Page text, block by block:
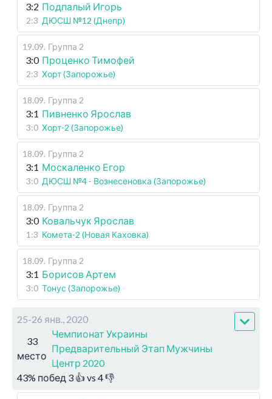
3:2 Подпалый Игорь
2:3 ДЮСШ №12 (Днепр)
19.09. Группа 2
3:0 Проценко Тимофей
2:3 Хорт (Запорожье)
18.09. Группа 2
3:1 Пивненко Ярослав
3:0 Хорт-2 (Запорожье)
18.09. Группа 2
3:1 Москаленко Егор
3:0 ДЮСШ №4 - Вознесеновка (Запорожье)
18.09. Группа 2
3:0 Ковальчук Ярослав
1:3 Комета-2 (Новая Каховка)
18.09. Группа 2
3:1 Борисов Артем
3:0 Тонус (Запорожье)
25-26 янв., 2020
33
место
Чемпионат Украины
Предварительный Этап Мужчины
Центр 2020
43% побед 3 👍 vs 4👎